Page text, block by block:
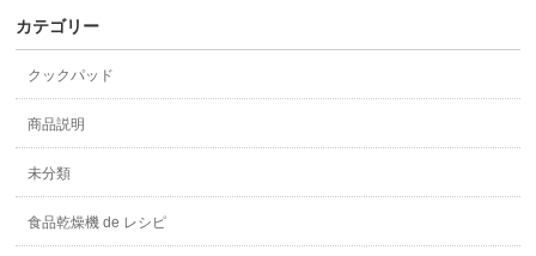
カテゴリー
クックパッド
商品説明
未分類
食品乾燥機 de レシピ